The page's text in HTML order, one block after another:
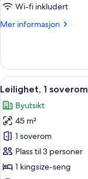
Wi-fi inkludert
Mer informasjon
Mer
Åpne
alle
bildene
av
Leilighet,
1
soverom
7
Leilighet, 1 soverom
Byutsikt
45 m²
1 soverom
Plass til 3 personer
1 kingsize-seng